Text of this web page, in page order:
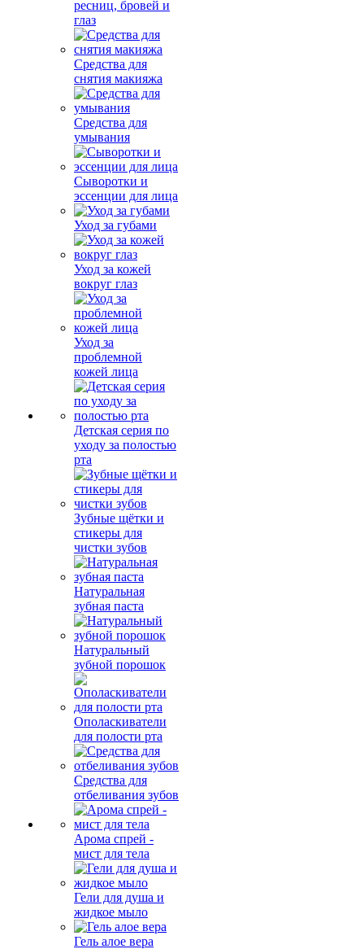
ресниц, бровей и
глаз
Средства для
снятия макияжа
Средства для
умывания
Сыворотки и
эссенции для лица
Уход за губами
Уход за кожей
вокруг глаз
Уход за
проблемной
кожей лица
Детская серия по
уходу за полостью
рта
Зубные щётки и
стикеры для
чистки зубов
Натуральная
зубная паста
Натуральный
зубной порошок
Ополаскиватели
для полости рта
Средства для
отбеливания зубов
Арома спрей -
мист для тела
Гели для душа и
жидкое мыло
Гель алое вера